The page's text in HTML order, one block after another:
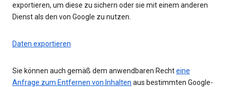
exportieren, um diese zu sichern oder sie mit einem anderen
Dienst als den von Google zu nutzen.
Daten exportieren
Sie können auch gemäß dem anwendbaren Rechteine
Anfrage zum Entfernen von Inhalten aus bestimmten Google-